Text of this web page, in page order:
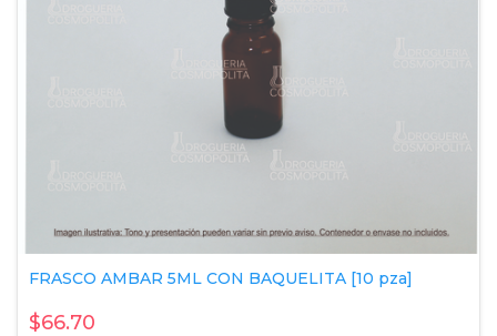
FRASCO AMBAR 5ML CON BAQUELITA [10 pza]
$66.70